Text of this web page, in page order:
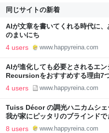
同じサイトの新着
AIが文章を書いてくれる時代に
のまいにち
4 users www.happyreina.com
AIが進化しても必要とされるエ
Recursionをおすすめする理由7
4 users www.happyreina.com
Tuiss Décor の調光ハニカムシ
我が家にピッタリのブラインド
8 users www.happyreina.com